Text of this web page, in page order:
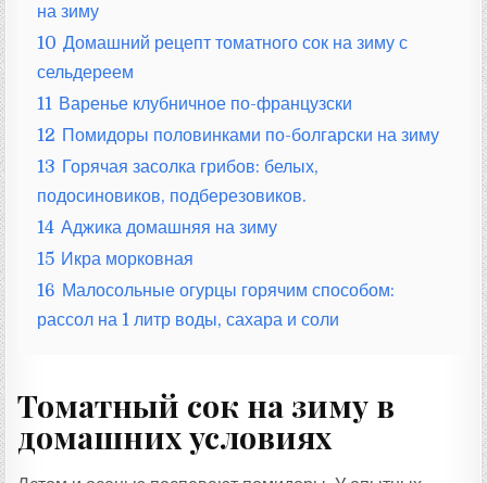
на зиму
10 Домашний рецепт томатного сок на зиму с
сельдереем
11
Варенье клубничное по-французски
12 Помидоры половинками по-болгарски на зиму
13 Горячая засолка грибов: белых,
подосиновиков, подберезовиков.
14 Аджика домашняя на зиму
15 Икра морковная
16 Малосольные огурцы горячим способом:
рассол на 1 литр воды, сахара и соли
Томатный сок на зиму в
домашних условиях